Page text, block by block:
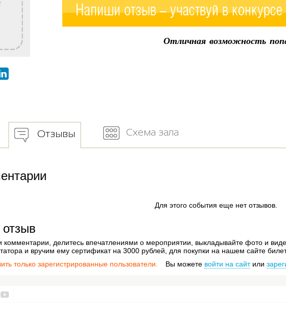
Напиши отзыв - участвуй в конкурсе
Отличная возможность
Отзывы Схема зала
Для этого события еще нет отзывов.
комментарии, делитесь впечатлениями о мероприятии, выкладывайте фото и
и вручим ему сертификат на 3000 рублей, для покупки на нашем сайте
только зарегистрированные пользователи.
Вы можете войти на сайтили
